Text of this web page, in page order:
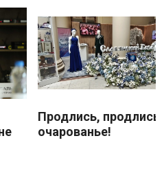
Продлись, продлись
очарованье!